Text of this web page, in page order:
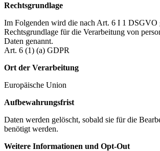
Rechtsgrundlage
Im Folgenden wird die nach Art. 6 I 1 DSGVO
Rechtsgrundlage für die Verarbeitung von
Daten genannt.
Art. 6 (1) (a) GDPR
Ort der Verarbeitung
Europäische Union
Aufbewahrungsfrist
Daten werden gelöscht, sobald sie für die
benötigt werden.
Weitere Informationen und Opt-Out